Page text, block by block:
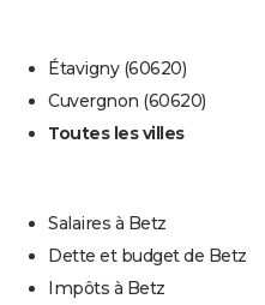
Étavigny (60620)
Cuvergnon (60620)
Toutes les villes
Salaires à Betz
Dette et budget de Betz
Impôts à Betz